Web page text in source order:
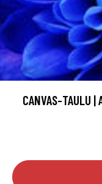
CANVAS-TAULU |